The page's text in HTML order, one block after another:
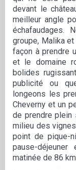
devant le
meilleur angle
échafaudages.
groupe, Malika
façon à prendre
et le domaine
bolides
publicité ou
longeons les
Cheverny et un
de prendre plein
milieu des
point de pique-
pause-
matinée de 86